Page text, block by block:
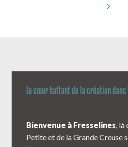
Le cœur battant de la création
Bienvenue à Fresselines, là
Petite et de la Grande Creuse